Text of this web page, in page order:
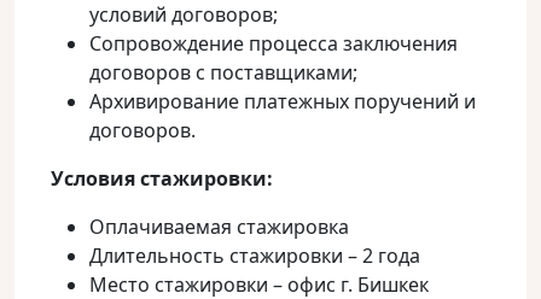
условий договоров;
Сопровождение процесса заключения
договоров с поставщиками;
Архивирование платежных поручений и
договоров.
Условия стажировки:
Оплачиваемая стажировка
Длительность стажировки – 2 года
Место стажировки – офис г. Бишкек